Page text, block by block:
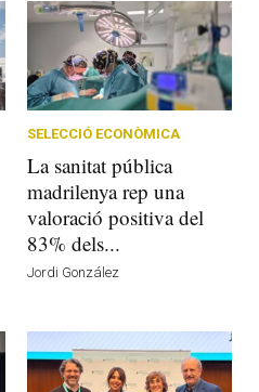
SELECCIÓ ECONÒMICA
La sanitat pública
madrilenya rep una
valoració positiva del
83% dels...
Jordi González